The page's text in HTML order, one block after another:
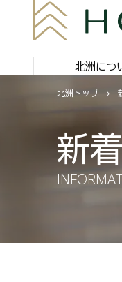
北洲につ
北洲トップ
新